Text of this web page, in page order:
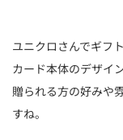
ユニクロさんでギフ
カード本体のデザイ
贈られる方の好みや
すね。